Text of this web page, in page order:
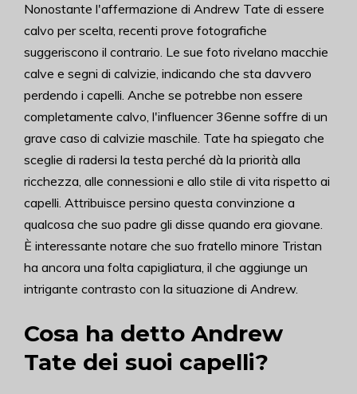
Nonostante l'affermazione di Andrew Tate di essere
calvo per scelta, recenti prove fotografiche
suggeriscono il contrario. Le sue foto rivelano macchie
calve e segni di calvizie, indicando che sta davvero
perdendo i capelli. Anche se potrebbe non essere
completamente calvo, l'influencer 36enne soffre di un
grave caso di calvizie maschile. Tate ha spiegato che
sceglie di radersi la testa perché dà la priorità alla
ricchezza, alle connessioni e allo stile di vita rispetto ai
capelli. Attribuisce persino questa convinzione a
qualcosa che suo padre gli disse quando era giovane.
È interessante notare che suo fratello minore Tristan
ha ancora una folta capigliatura, il che aggiunge un
intrigante contrasto con la situazione di Andrew.
Cosa ha detto Andrew
Tate dei suoi capelli?